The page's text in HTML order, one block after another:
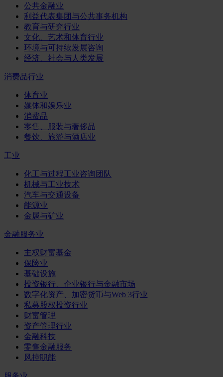
公共金融业
利益代表集团与公共事务机构
教育与研究行业
文化、艺术和体育行业
环境与可持续发展咨询
经济、社会与人类发展
消费品行业
体育业
媒体和娱乐业
消费品
零售、服装与奢侈品
餐饮、旅游与酒店业
工业
化工与过程工业咨询团队
机械与工业技术
汽车与交通设备
能源业
金属与矿业
金融服务业
主权财富基金
保险业
基础设施
投资银行、企业银行与金融市场
数字化资产、加密货币与Web 3行业
私募股权投资行业
财富管理
资产管理行业
金融科技
零售金融服务
风控职能